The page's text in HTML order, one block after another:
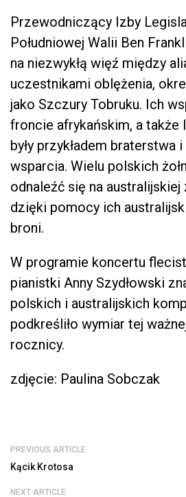
Przewodniczący Izby
Południowej Walii Ben
na niezwykłą więź między
uczestnikami oblężenia,
jako Szczury Tobruku. Ich
froncie afrykańskim, a także
były przykładem braterstwa
wsparcia. Wielu polskich
odnaleźć się na australijskiej
dzięki pomocy ich
broni.
W programie koncertu
pianistki Anny Szydłowski
polskich i australijskich
podkreśliło wymiar tej
rocznicy.
zdjęcie: Paulina Sobczak
PREVIOUS ARTICLE
Kącik Krotosa
NEXT ARTICLE